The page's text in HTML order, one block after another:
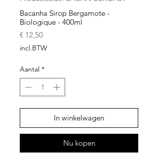
Bacanha Sirop Bergamote -
Biologique - 400ml
€ 12,50Prijs
incl.BTW
Aantal *
In winkelwagen
Nu kopen